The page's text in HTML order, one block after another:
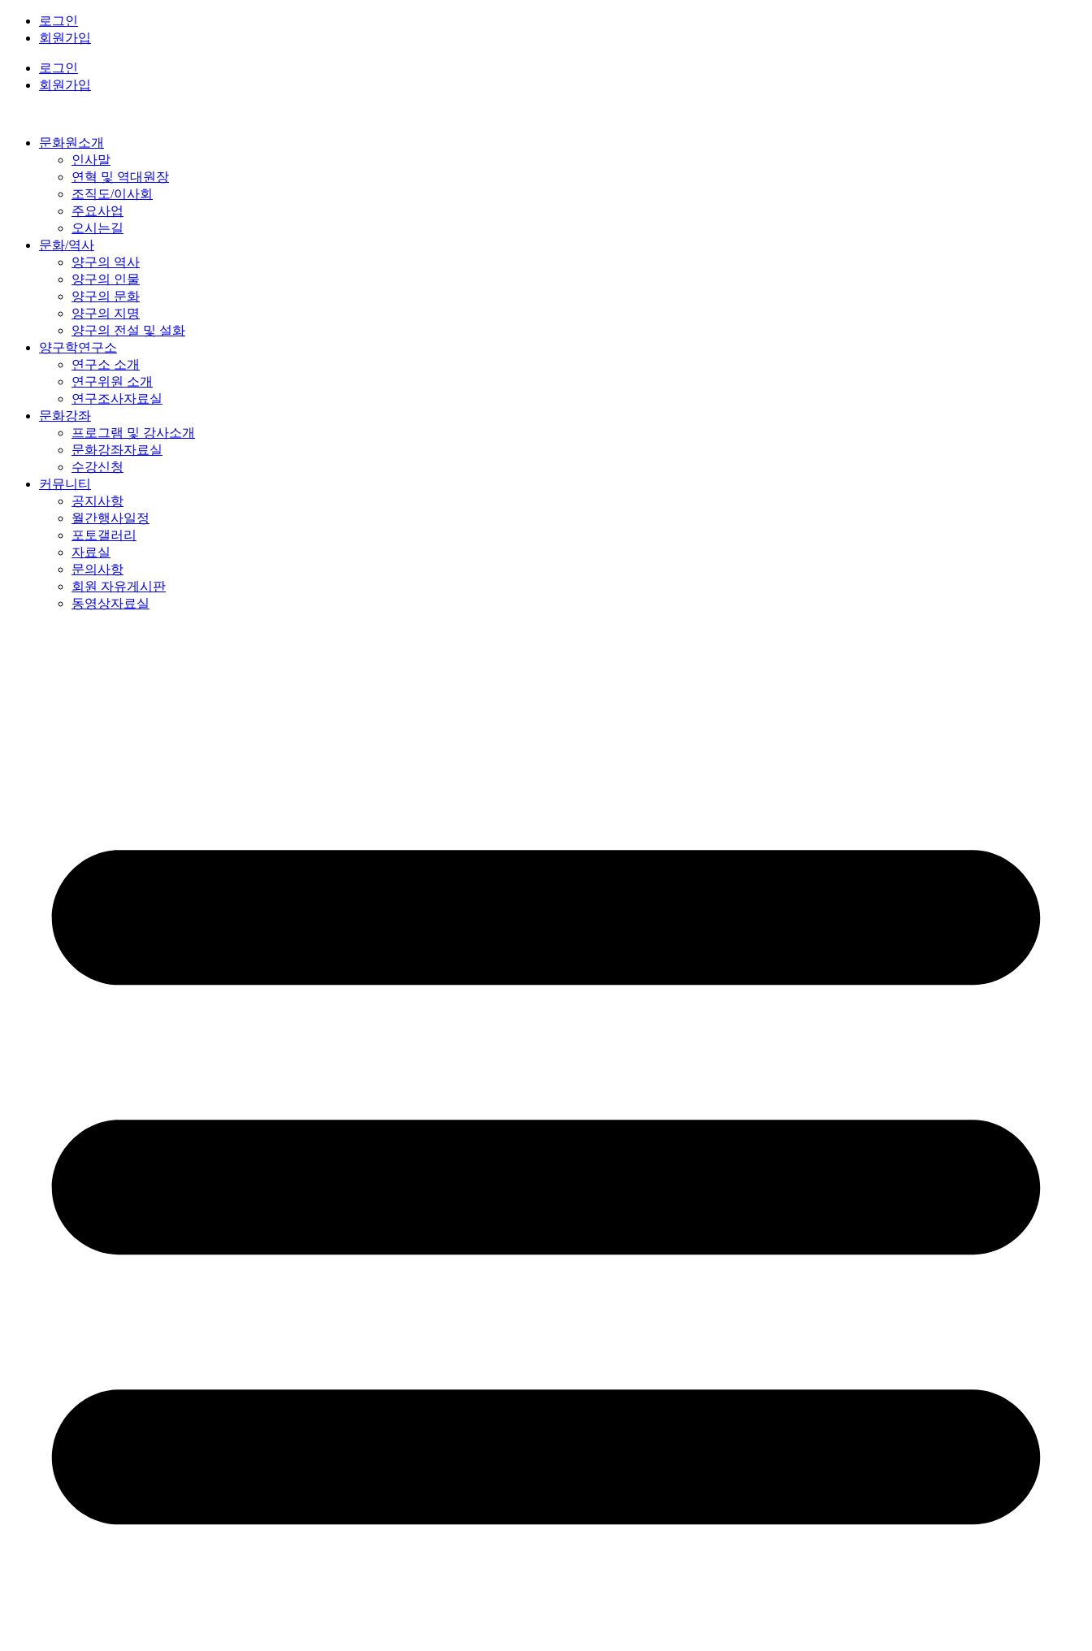
로그인
회원가입
로그인
회원가입
문화원소개
인사말
연혁 및 역대원장
조직도/이사회
주요사업
오시는길
문화/역사
양구의 역사
양구의 인물
양구의 문화
양구의 지명
양구의 전설 및 설화
양구학연구소
연구소 소개
연구위원 소개
연구조사자료실
문화강좌
프로그램 및 강사소개
문화강좌자료실
수강신청
커뮤니티
공지사항
월간행사일정
포토갤러리
자료실
문의사항
회원 자유게시판
동영상자료실